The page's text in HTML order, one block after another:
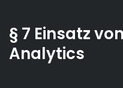
§ 7 Einsatz
Analytics